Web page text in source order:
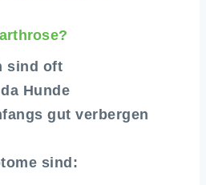
sind oft
Hunde
gut verbergen
sind: